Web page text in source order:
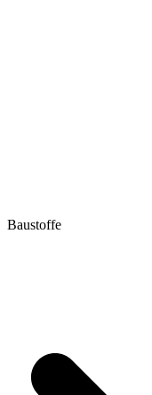
Baustoffe